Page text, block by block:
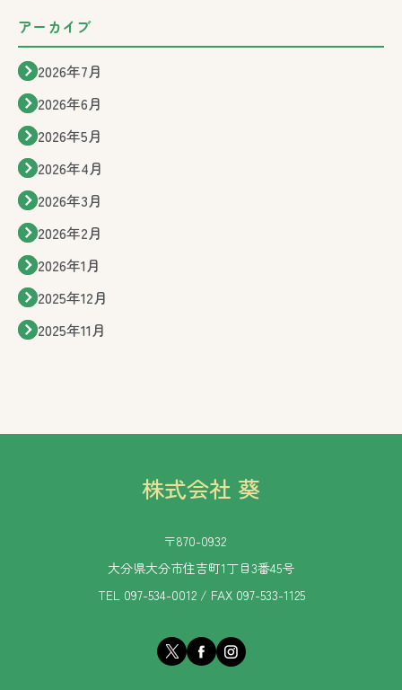
アーカイブ
2026年7月
2026年6月
2026年5月
2026年4月
2026年3月
2026年2月
2026年1月
2025年12月
2025年11月
株式会社 葵
〒870-0932
大分県大分市住吉町1丁目3番45号
TEL 097-534-0012 / FAX 097-533-1125